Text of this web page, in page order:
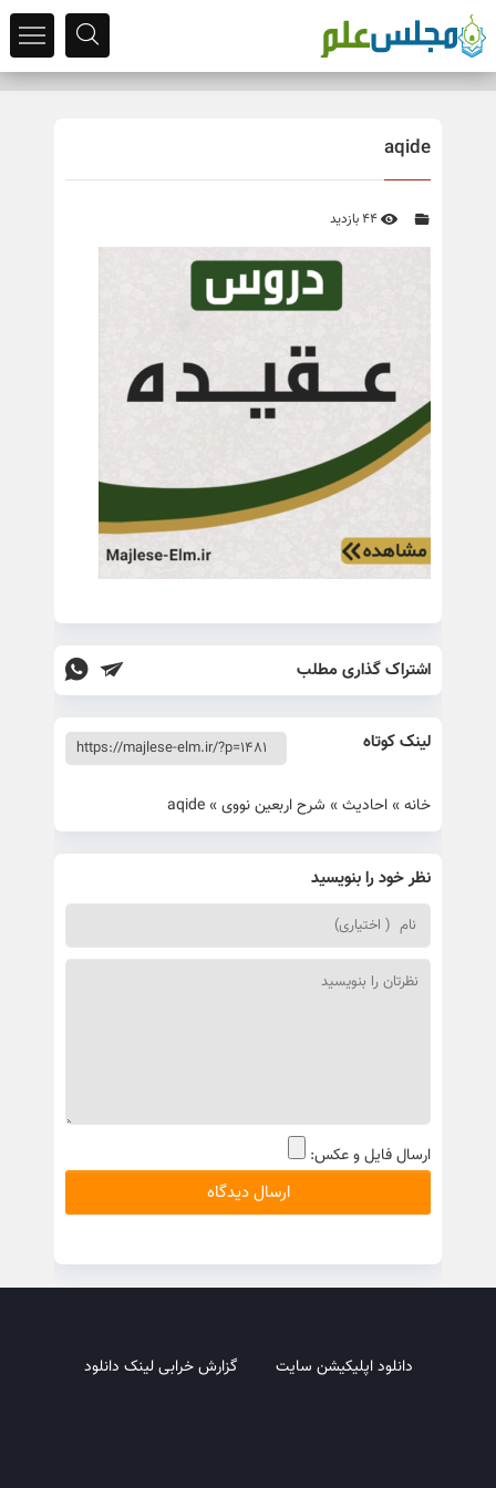
aqide
اشتراک گذاری مطلب
لینک کوتاه
خانه» احادیث» شرح اربعین نووی»
aqide
نظر خود را بنویسید
ارسال فایل و عکس:
دانلود اپلیکیشن سایت گزارش خرابی لینک دانلود